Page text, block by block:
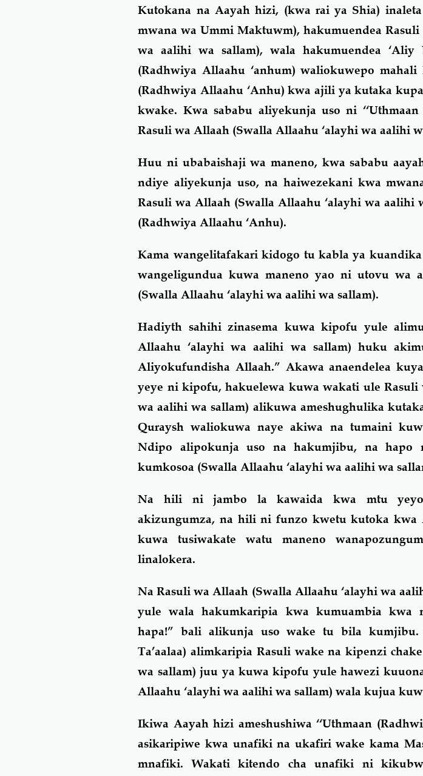
Kutokana na Aayah hizi, (kwa rai ya Shia)
mwana wa Ummi Maktuwm), hakumuendea
wa aalihi wa sallam), wala hakumuendea
(Radhwiya Allaahu ‘anhum) waliokuwepo mahali
(Radhwiya Allaahu ‘Anhu) kwa ajili ya kutaka
kwake. Kwa sababu aliyekunja uso ni
Rasuli wa Allaah (Swalla Allaahu ‘alayhi wa aalihi
Huu ni ubabaishaji wa maneno, kwa sababu
ndiye aliyekunja uso, na haiwezekani kwa
Rasuli wa Allaah (Swalla Allaahu ‘alayhi wa aalihi
(Radhwiya Allaahu ‘Anhu).
Kama wangelitafakari kidogo tu kabla ya
wangeligundua kuwa maneno yao ni utovu wa
(Swalla Allaahu ‘alayhi wa aalihi wa sallam).
Hadiyth sahihi zinasema kuwa kipofu yule
Allaahu ‘alayhi wa aalihi wa sallam) huku
Aliyokufundisha Allaah.” Akawa anaendelea
yeye ni kipofu, hakuelewa kuwa wakati ule Rasuli
wa aalihi wa sallam) alikuwa ameshughulika
Quraysh waliokuwa naye akiwa na tumaini
Ndipo alipokunja uso na hakumjibu, na hapo
kumkosoa (Swalla Allaahu ‘alayhi wa aalihi wa
Na hili ni jambo la kawaida kwa mtu
akizungumza, na hili ni funzo kwetu kutoka kwa
kuwa tusiwakate watu maneno
linalokera.
Na Rasuli wa Allaah (Swalla Allaahu ‘alayhi wa
yule wala hakumkaripia kwa kumuambia kwa
hapa!” bali alikunja uso wake tu bila kumjibu.
Ta’aalaa) alimkaripia Rasuli wake na kipenzi
wa sallam) juu ya kuwa kipofu yule hawezi
Allaahu ‘alayhi wa aalihi wa sallam) wala kujua
Ikiwa Aayah hizi ameshushiwa ‘‘Uthmaan
asikaripiwe kwa unafiki na ukafiri wake kama
mnafiki. Wakati kitendo cha unafiki ni